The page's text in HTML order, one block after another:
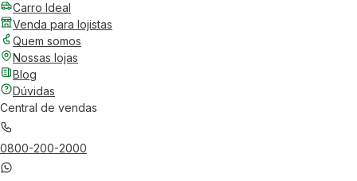
Carro Ideal
Venda para lojistas
Quem somos
Nossas lojas
Blog
Dúvidas
Central de vendas
0800-200-2000